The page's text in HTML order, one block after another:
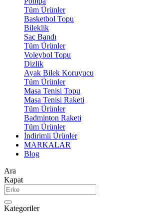
Tüm Ürünler
Basketbol Topu
Bileklik
Saç Bandı
Tüm Ürünler
Voleybol Topu
Dizlik
Ayak Bilek Koruyucu
Tüm Ürünler
Masa Tenisi Topu
Masa Tenisi Raketi
Tüm Ürünler
Badminton Raketi
Tüm Ürünler
İndirimli Ürünler
MARKALAR
Blog
Ara
Kapat
Kategoriler